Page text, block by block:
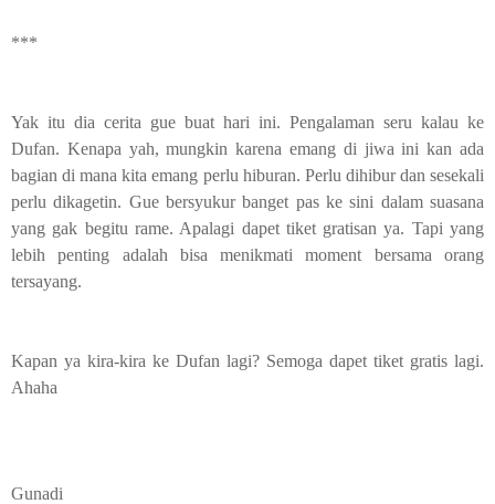
***
Yak itu dia cerita gue buat hari ini. Pengalaman seru kalau ke
Dufan. Kenapa yah, mungkin karena emang di jiwa ini kan ada
bagian di mana kita emang perlu hiburan. Perlu dihibur dan sesekali
perlu dikagetin. Gue bersyukur banget pas ke sini dalam suasana
yang gak begitu rame. Apalagi dapet tiket gratisan ya. Tapi yang
lebih penting adalah bisa menikmati moment bersama orang
tersayang.
Kapan ya kira-kira ke Dufan lagi? Semoga dapet tiket gratis lagi.
Ahaha
Gunadi